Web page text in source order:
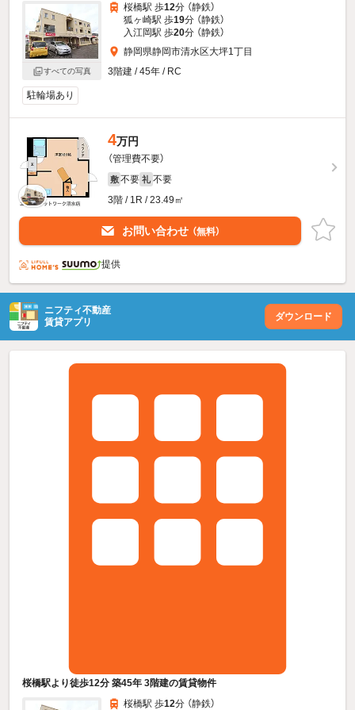
すべての写真
桜橋駅 歩12分 （静鉄）
狐ヶ崎駅 歩19分 （静鉄）
入江岡駅 歩20分 （静鉄）
静岡県静岡市清水区大坪1丁目
3階建 / 45年 / RC
駐輪場あり
4万円
（管理費不要）
敷 不要 礼 不要
3階 / 1R / 23.49㎡
お問い合わせ （無料）
提供
ニフティ不動産
賃貸アプリ
ダウンロード
桜橋駅より徒歩12分 築45年 3階建の賃貸物件
桜橋駅 歩12分 （静鉄）